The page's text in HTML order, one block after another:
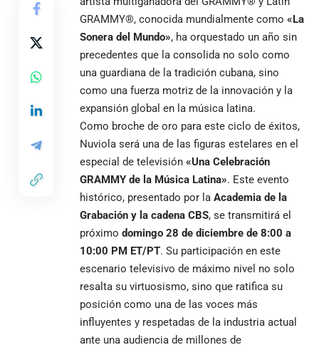
GRAMMY®, conocida mundialmente como «La
Sonera del Mundo», ha orquestado un año sin
precedentes que la consolida no solo como
una guardiana de la tradición cubana, sino
como una fuerza motriz de la innovación y la
expansión global en la música latina.
Como broche de oro para este ciclo de éxitos,
Nuviola será una de las figuras estelares en el
especial de televisión «Una Celebración
GRAMMY de la Música Latina». Este evento
histórico, presentado por la Academia de la
Grabación y la cadena CBS, se transmitirá el
próximo domingo 28 de diciembre de 8:00 a
10:00 PM ET/PT. Su participación en este
escenario televisivo de máximo nivel no solo
resalta su virtuosismo, sino que ratifica su
posición como una de las voces más
influyentes y respetadas de la industria actual
ante una audiencia de millones de